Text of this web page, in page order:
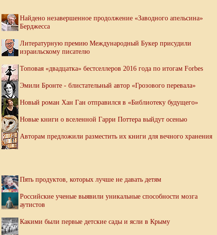
Найдено незавершенное продолжение «Заводного апельсина»
Берджесса
Литературную премию Международный Букер присудили
израильскому писателю
Топовая «двадцатка» бестселлеров 2016 года по итогам Forbes
Эмили Бронте - блистательный автор «Грозового перевала»
Новый роман Хан Ган отправился в «Библиотеку будущего»
Новые книги о вселенной Гарри Поттера выйдут осенью
Авторам предложили разместить их книги для вечного хранения
Пять продуктов, которых лучше не давать детям
Российские ученые выявили уникальные способности мозга
аутистов
Какими были первые детские сады и ясли в Крыму